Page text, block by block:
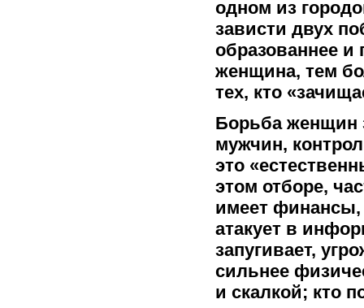
одном из
зависти двух
образованнее и
женщина, тем
тех, кто
Борьба женщин
мужчин,
это
этом отборе,
имеет финансы,
атакует в
запугивает,
сильнее
и скалкой; кто